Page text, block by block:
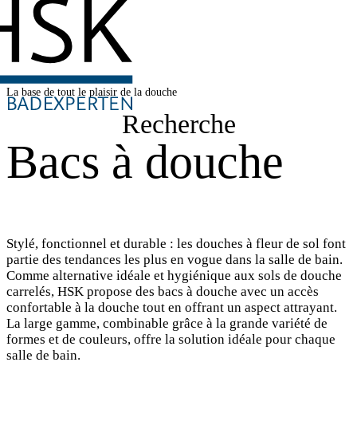
Recherche
La base de tout le plaisir de la douche
Bacs à douche
Stylé, fonctionnel et durable : les douches à fleur de sol font
partie des tendances les plus en vogue dans la salle de bain.
Comme alternative idéale et hygiénique aux sols de douche
carrelés, HSK propose des bacs à douche avec un accès
confortable à la douche tout en offrant un aspect attrayant.
La large gamme, combinable grâce à la grande variété de
formes et de couleurs, offre la solution idéale pour chaque
salle de bain.